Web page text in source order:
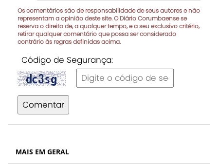
Os comentários são de responsabilidade de seus autores e não
representam a opinião deste site. O Diário Corumbaense se
reserva o direito de, a qualquer tempo, e a seu exclusivo critério,
retirar qualquer comentário que possa ser considerado
contrário às regras definidas acima.
Código de Segurança:
Comentar
MAIS EM GERAL